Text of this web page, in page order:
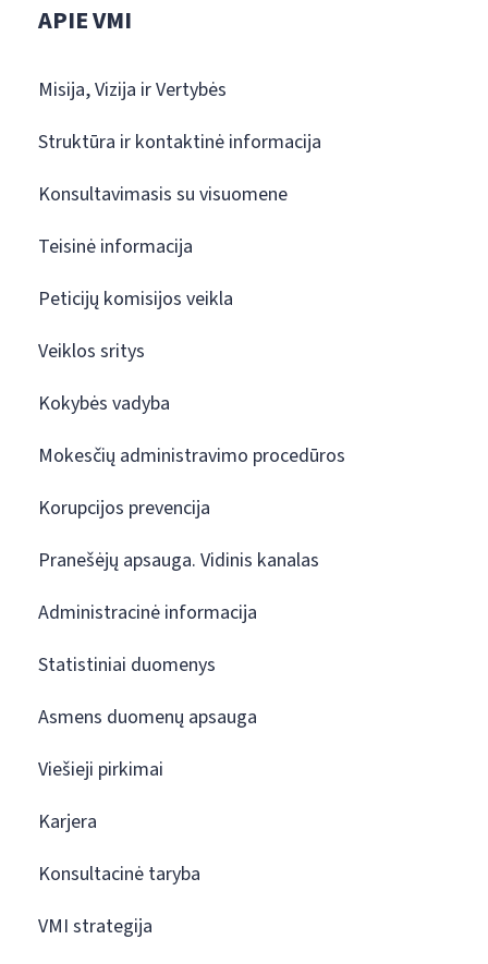
APIE VMI
Misija, Vizija ir Vertybės
Struktūra ir kontaktinė informacija
Konsultavimasis su visuomene
Teisinė informacija
Peticijų komisijos veikla
Veiklos sritys
Kokybės vadyba
Mokesčių administravimo procedūros
Korupcijos prevencija
Pranešėjų apsauga. Vidinis kanalas
Administracinė informacija
Statistiniai duomenys
Asmens duomenų apsauga
Viešieji pirkimai
Karjera
Konsultacinė taryba
VMI strategija